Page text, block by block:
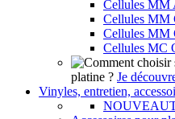
Cellules MM
Cellules MM
Cellules MM
Cellules MC
platine ? Je
Vinyles, entretien,